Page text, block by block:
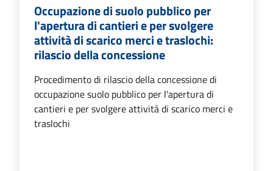
Occupazione di suolo pubblico per
l'apertura di cantieri e per svolgere
attività di scarico merci e traslochi:
rilascio della concessione
Procedimento di rilascio della concessione di
occupazione suolo pubblico per l'apertura di
cantieri e per svolgere attività di scarico merci e
traslochi